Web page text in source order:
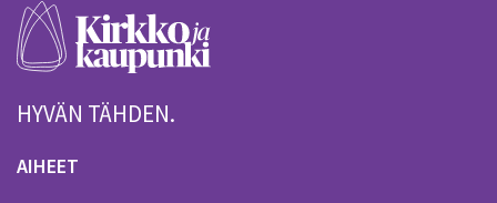
HYVÄN TÄHDEN.
AIHEET